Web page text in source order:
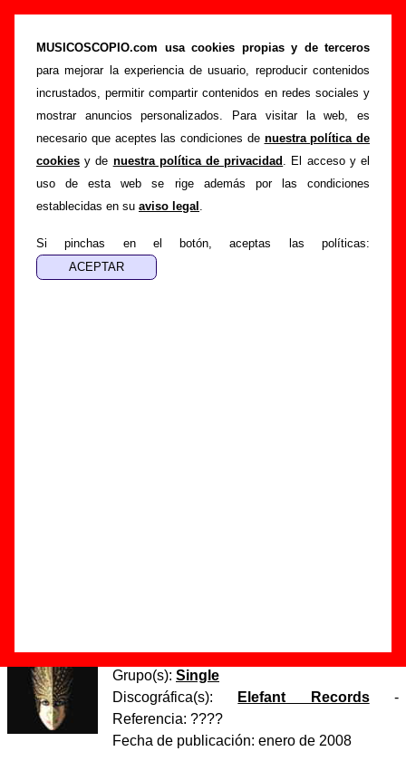
MUSICOSCOPIO.com usa cookies propias y de terceros
para mejorar la experiencia de usuario, reproducir contenidos
incrustados, permitir compartir contenidos en redes sociales y
mostrar anuncios personalizados. Para visitar la web, es
necesario que aceptes las condiciones de nuestra política de
cookies y de nuestra política de privacidad . El acceso y el
uso de esta web se rige además por las condiciones
establecidas en su aviso legal .
Si pinchas en el botón, aceptas las políticas:
“Pío pío”, canción de Single (Letra e
información)
Portada >Single >Canciones >Pío pío
Esta página pretende recopilar todo tipo de información
sobre lacanción "Pío pío " interpretada porSingle. Además
de su letra, también aparecerá información sobre el autor o
los autores, sobre los discos en los que está incluido este
tema, sobre la grabación del mismo, sobre versiones a cargo
adicional, puedes ayudar acompletar esta información
“Pianístico” (CD single digipack)
Grupo(s): Single
Discográfica(s):
Elefant Records-
Referencia: ????
Fecha de publicación: enero de 2008